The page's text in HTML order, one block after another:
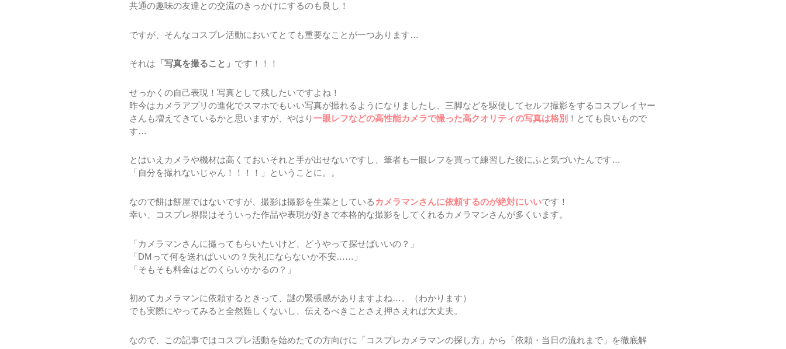
共通の趣味の友達との交流のきっかけにするのも良し！
ですが、そんなコスプレ活動においてとても重要なことが一つあります…
それは 「写真を撮ること」 です！！！
せっかくの自己表現！写真として残したいですよね！
昨今はカメラアプリの進化でスマホでもいい写真が撮れるようになりましたし、三脚などを駆使してセルフ撮影をするコスプレイヤー
さんも増えてきているかと思いますが、やはり一眼レフなどの高性能カメラで撮った高クオリティの写真は格別 ！とても良いもので
す…
とはいえカメラや機材は高くておいそれと手が出せないですし、筆者も一眼レフを買って練習した後にふと気づいたんです…
「自分を撮れないじゃん！！！！」ということに。。
なので餅は餅屋ではないですが、撮影は撮影を生業としている カメラマンさんに依頼するのが絶対にいいです！
幸い、コスプレ界隈はそういった作品や表現が好きで本格的な撮影をしてくれるカメラマンさんが多くいます。
「カメラマンさんに撮ってもらいたいけど、どうやって探せばいいの？」
「DMって何を送ればいいの？失礼にならないか不安……」
「そもそも料金はどのくらいかかるの？」
初めてカメラマンに依頼するときって、謎の緊張感がありますよね…。（わかります）
でも実際にやってみると全然難しくないし、伝えるべきことさえ押さえれば大丈夫。
なので、この記事ではコスプレ活動を始めたての方向けに「コスプレカメラマンの探し方」から「依頼・当日の流れまで」を徹底解